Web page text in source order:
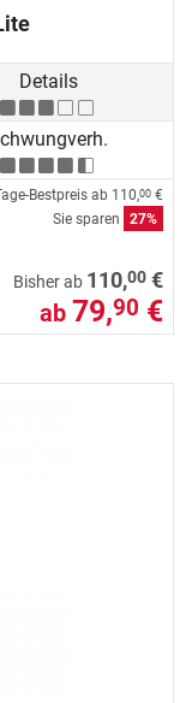
Details
Bestpreis ab 110,00 €
Sie sparen
27%
Bisher ab 110,00 €
ab 79,90 €